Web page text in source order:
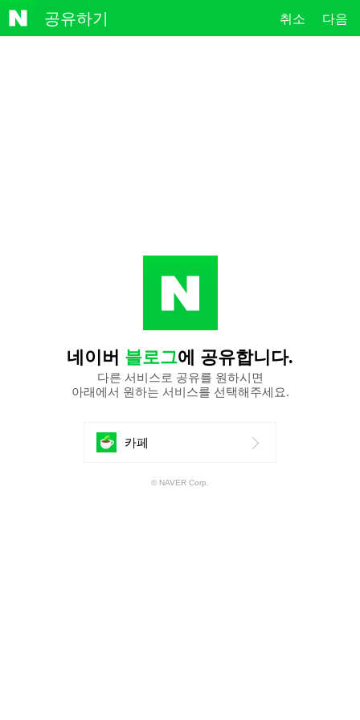
NAVE
공유하기 취소 다음
네이버 블로그에 공유합니다.
다른 서비스로 공유를 원하시면
아래에서 원하는 서비스를 선택해주세요.
카페
공
© NAVER Corp.